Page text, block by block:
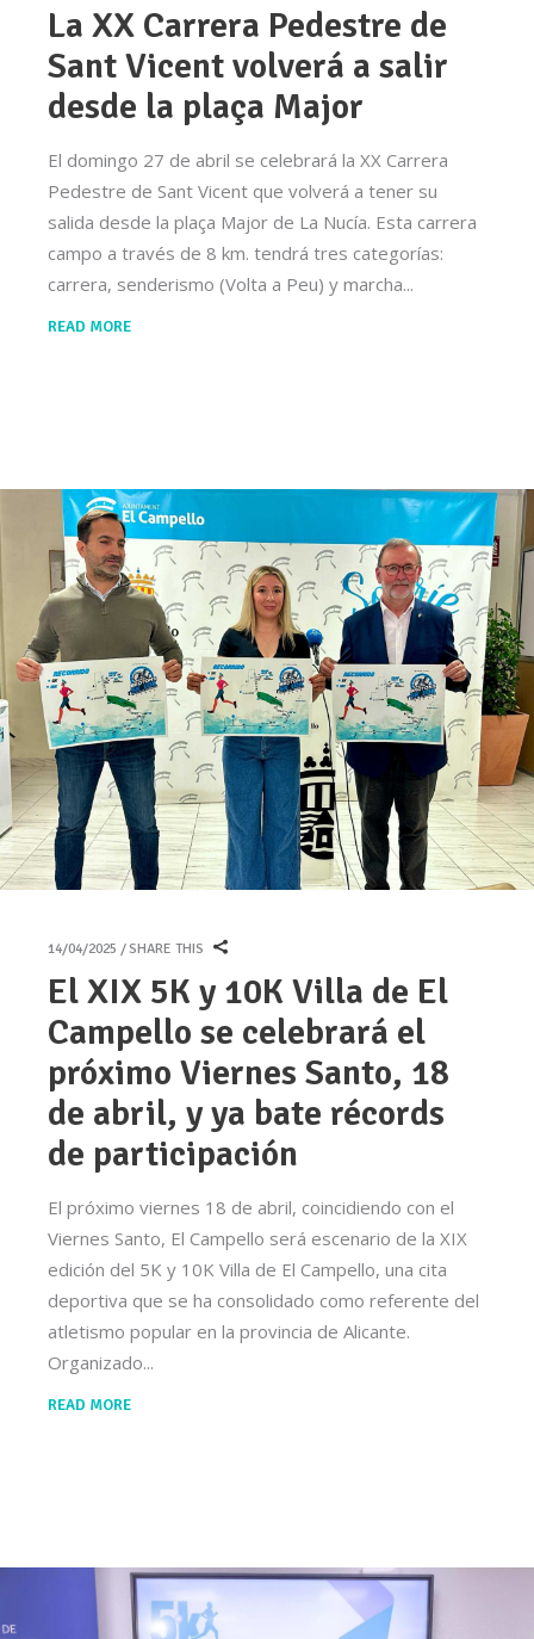
La XX Carrera Pedestre de
Sant Vicent volverá a salir
desde la plaça Major
El domingo 27 de abril se celebrará la XX Carrera
Pedestre de Sant Vicent que volverá a tener su
salida desde la plaça Major de La Nucía. Esta carrera
campo a través de 8 km. tendrá tres categorías:
carrera, senderismo (Volta a Peu) y marcha
READ MORE
14/04/2025 SHARE THIS
El XIX 5K y 10K Villa de El
Campello se celebrará el
próximo Viernes Santo, 18
de abril, y ya bate récords
de participación
El próximo viernes 18 de abril, coincidiendo con el
Viernes Santo, El Campello será escenario de la XIX
edición del 5K y 10K Villa de El Campello, una cita
deportiva que se ha consolidado como referente del
atletismo popular en la provincia de Alicante.
Organizado
READ MORE